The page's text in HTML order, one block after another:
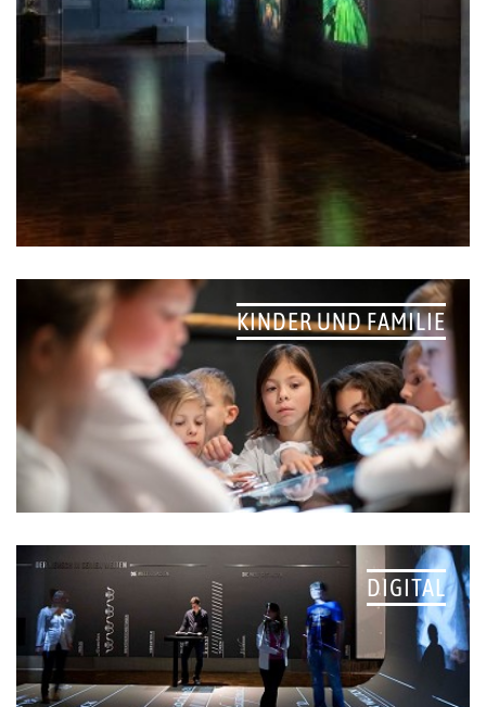
KINDER UND FAMILIE
DIGITAL